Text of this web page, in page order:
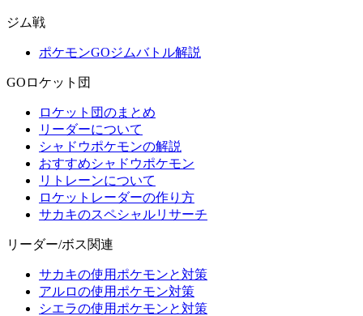
ジム戦
ポケモンGOジムバトル解説
GOロケット団
ロケット団のまとめ
リーダーについて
シャドウポケモンの解説
おすすめシャドウポケモン
リトレーンについて
ロケットレーダーの作り方
サカキのスペシャルリサーチ
リーダー/ボス関連
サカキの使用ポケモンと対策
アルロの使用ポケモン対策
シエラの使用ポケモンと対策